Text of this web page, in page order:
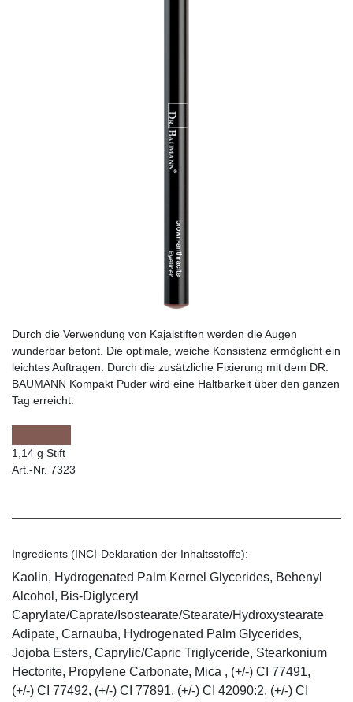
Durch die Verwendung von Kajalstiften werden die Augen
wunderbar betont. Die optimale, weiche Konsistenz ermöglicht ein
leichtes Auftragen. Durch die zusätzliche Fixierung mit dem DR.
BAUMANN Kompakt Puder wird eine Haltbarkeit über den ganzen
Tag erreicht.
1,14 g Stift
Art.-Nr. 7323
Ingredients (INCI-Deklaration der Inhaltsstoffe):
Kaolin, Hydrogenated Palm Kernel Glycerides, Behenyl
Alcohol, Bis-Diglyceryl
Caprylate/Caprate/Isostearate/Stearate/Hydroxystearate
Adipate, Carnauba, Hydrogenated Palm Glycerides,
Jojoba Esters, Caprylic/Capric Triglyceride, Stearkonium
Hectorite, Propylene Carbonate, Mica , (+/-) CI 77491,
(+/-) CI 77492, (+/-) CI 77891, (+/-) CI 42090:2, (+/-) CI